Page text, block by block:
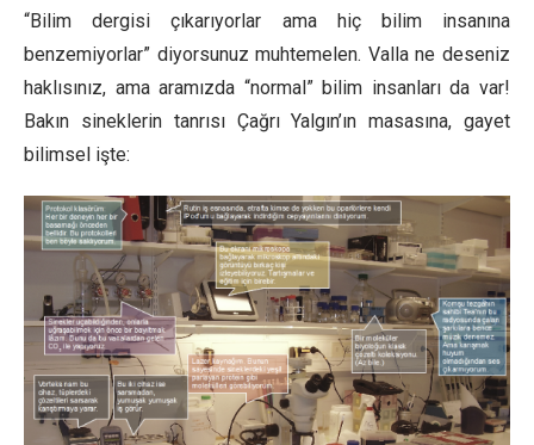
“Bilim dergisi çıkarıyorlar ama hiç bilim insanına
benzemiyorlar” diyorsunuz muhtemelen. Valla ne deseniz
haklısınız, ama aramızda “normal” bilim insanları da var!
Bakın sineklerin tanrısı Çağrı Yalgın’ın masasına, gayet
bilimsel işte: